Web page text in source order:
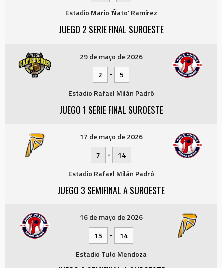
Estadio Mario ‘Ñato’ Ramírez
JUEGO 2 SERIE FINAL SUROESTE
29 de mayo de 2026
2
-
5
Estadio Rafael Milán Padró
JUEGO 1 SERIE FINAL SUROESTE
17 de mayo de 2026
7
-
14
Estadio Rafael Milán Padró
JUEGO 3 SEMIFINAL A SUROESTE
16 de mayo de 2026
15
-
14
Estadio Tuto Mendoza